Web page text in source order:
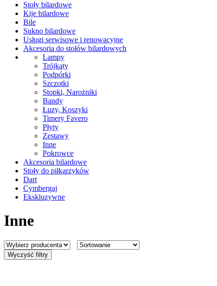
Stoły bilardowe
Kije bilardowe
Bile
Sukno bilardowe
Usługi serwisowe i renowacyjne
Akcesoria do stołów bilardowych
Lampy
Trójkąty
Podpórki
Szczotki
Stopki, Narożniki
Bandy
Łuzy, Koszyki
Timery Favero
Płyty
Zestawy
Inne
Pokrowce
Akcesoria bilardowe
Stoły do piłkarzyków
Dart
Cymbergaj
Ekskluzywne
Inne
Wyczyść filtry